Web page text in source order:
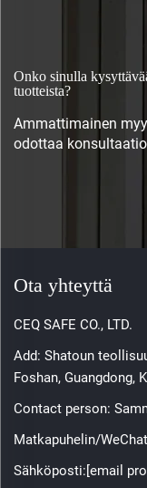
Onko sinulla
tuotteista?
Ammattimainen
odottaa
Ota yhteyttä
CEQ SAFE CO., LTD.
Add: Shatoun
Foshan, Guangdong,
Contact person:
Matkapuhelin/
Sähköposti:[email